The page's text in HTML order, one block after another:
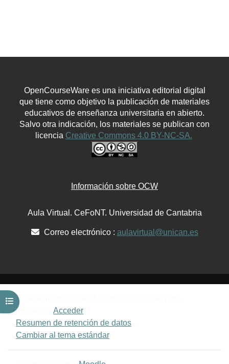
Abrir índice del curso
OpenCourseWare es una iniciativa editorial digital
que tiene como objetivo la publicación de materiales
educativos de enseñanza universitaria en abierto.
Salvo otra indicación, los materiales se publican con
licencia Creative Commons 4.0 BY-NC-SA.
Información sobre OCW
Aula Virtual. CeFoNT. Universidad de Cantabria
Correo electrónico : aulavirtual@unican.es
En este momento está usando el acceso para
invitados ( Acceder
Resumen de retención de datos
Cambiar al tema estándar